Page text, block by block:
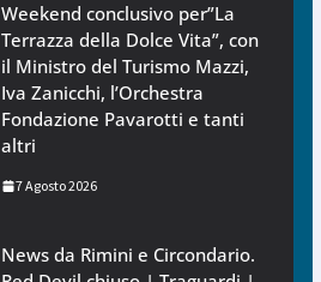
Weekend conclusivo per”La
Terrazza della Dolce Vita”, con
il Ministro del Turismo Mazzi,
Iva Zanicchi, l’Orchestra
Fondazione Pavarotti e tanti
altri
7 Agosto 2026
News da Rimini e Circondario.